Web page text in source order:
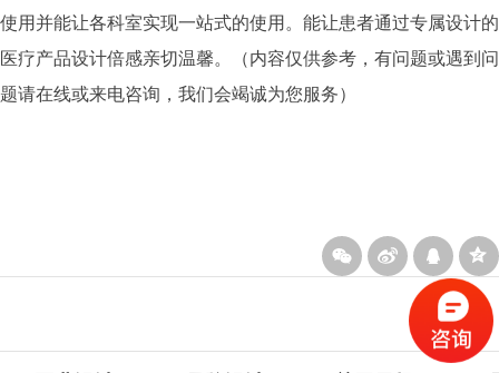
使用并能让各科室实现一站式的使用。能让患者通过专属设计的
医疗产品设计倍感亲切温馨。（内容仅供参考，有问题或遇到问
题请在线或来电咨询，我们会竭诚为您服务）
怎样寻找专业的工
同济【设计江湖】果扬&